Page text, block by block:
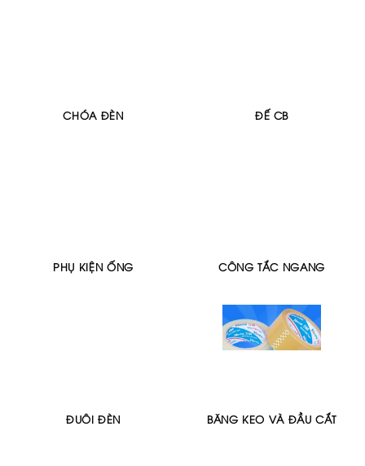
CHÓA ĐÈN ĐẾ CB
PHỤ KIỆN ỐNG CÔNG TẮC NGANG
ĐUÔI ĐÈN BĂNG KEO VÀ ĐẦU CẮT